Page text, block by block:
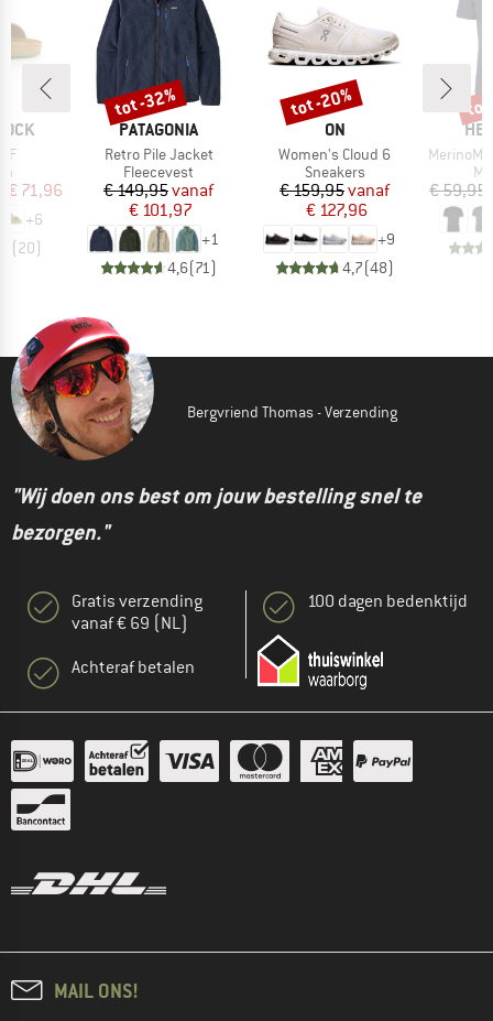
prijs
€ 71,96
+6
(20)
MERK
PATAGONIA
Artikel
Retro Pile Jacket
Productgroep
Fleecevest
Prijs
€ 149,95Verlaagde prijs
vanaf
€ 101,97
+1
4,6(71)
Korting
tot -32%
MERK
ON
Artikel
Women's Cloud 6
Productgroep
Sneakers
Prijs
€ 159,95Verlaagde prijs
vanaf
€ 127,96
+9
4,7(48)
Korting
tot -20%
Artikel
MerinoMix150
€ 59,95
tot
Bergvriend Thomas - Verzending
"Wij doen ons best om jouw bestelling snel te
bezorgen."
Gratis verzending
vanaf € 69 (NL)
Achteraf betalen
100 dagen bedenktijd
MAIL ONS!